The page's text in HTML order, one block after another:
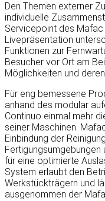
Den Themen externer
individuelle
Servicepoint des
Livepräsentation
Funktionen zur
Besucher vor Ort am
Möglichkeiten und
Für eng bemessene
anhand des modular
Continuo einmal mehr
seiner Maschinen.
Einbindung der
für eine optimierte
System erlaubt den
Werkstückträgern und
ausgenommen der